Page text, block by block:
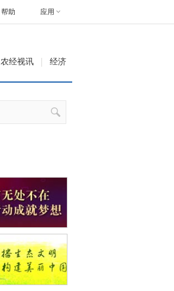
帮助 应用
农经视讯 经济